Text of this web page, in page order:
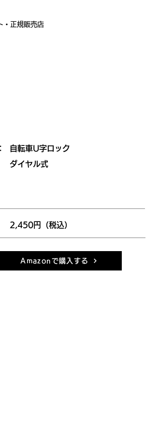
・正規販売店
自転車U字ロック
ダイヤル式
2,450円（税込）
Amazonで購入する